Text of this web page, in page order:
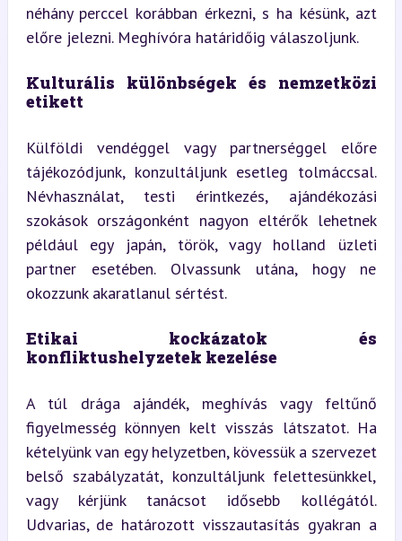
néhány perccel korábban érkezni, s ha késünk, azt
előre jelezni. Meghívóra határidőig válaszoljunk.
Kulturális különbségek és nemzetközi
etikett
Külföldi vendéggel vagy partnerséggel előre
tájékozódjunk, konzultáljunk esetleg tolmáccsal.
Névhasználat, testi érintkezés, ajándékozási
szokások országonként nagyon eltérők lehetnek
például egy japán, török, vagy holland üzleti
partner esetében. Olvassunk utána, hogy ne
okozzunk akaratlanul sértést.
Etikai kockázatok és
konfliktushelyzetek kezelése
A túl drága ajándék, meghívás vagy feltűnő
figyelmesség könnyen kelt visszás látszatot. Ha
kételyünk van egy helyzetben, kövessük a szervezet
belső szabályzatát, konzultáljunk felettesünkkel,
vagy kérjünk tanácsot idősebb kollégától.
Udvarias, de határozott visszautasítás gyakran a